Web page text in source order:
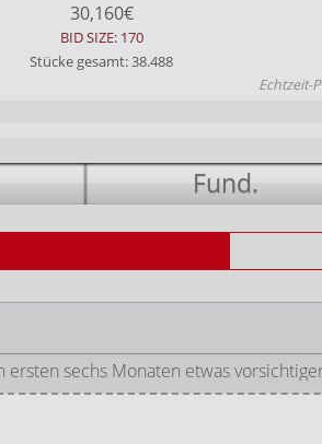
30,160€
BID SIZE: 170
Stücke gesamt: 38.488
Echtzeit-
Fund.
ersten sechs Monaten etwas